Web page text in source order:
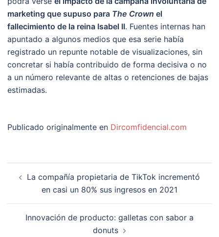
marketing que supuso para The Crown el
fallecimiento de la reina Isabel II. Fuentes internas han
apuntado a algunos medios que esa serie había
registrado un repunte notable de visualizaciones, sin
concretar si había contribuido de forma decisiva o no
a un número relevante de altas o retenciones de bajas
estimadas.
Publicado originalmente en Dircomfidencial.com
de
entradas
La compañía propietaria de TikTok incrementó
en casi un 80% sus ingresos en 2021
Innovación de producto: galletas con sabor a
donuts